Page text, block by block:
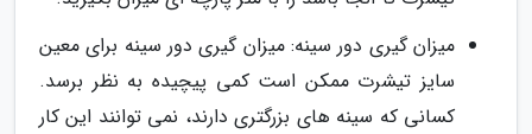
میزان گیری دور سینه: میزان گیری دور سینه برای معین
سایز تیشرت ممکن است کمی پیچیده به نظر برسد.
کسانی که سینه های بزرگتری دارند، نمی توانند این کار